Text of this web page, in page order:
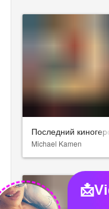
Последний
Michael Kamen